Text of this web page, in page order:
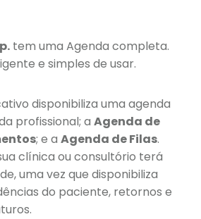
tem uma Agenda completa.
e simples de usar.
disponibiliza uma agenda
profissional; a Agenda de
; e a Agenda de Filas.
clínica ou consultório terá
uma vez que disponibiliza
do paciente, retornos e